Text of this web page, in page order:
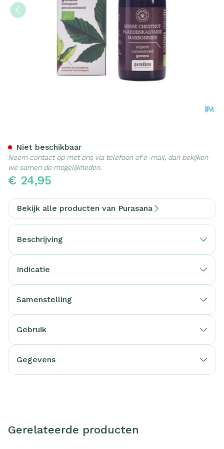
€ 24,95
Niet beschikbaar
Neem contact op met ons via telefoon of e-mail, dan bekijken
we samen de mogelijkheden.
Bekijk alle producten van Purasana
Beschrijving
Indicatie
Samenstelling
Gebruik
Gegevens
Gerelateerde producten